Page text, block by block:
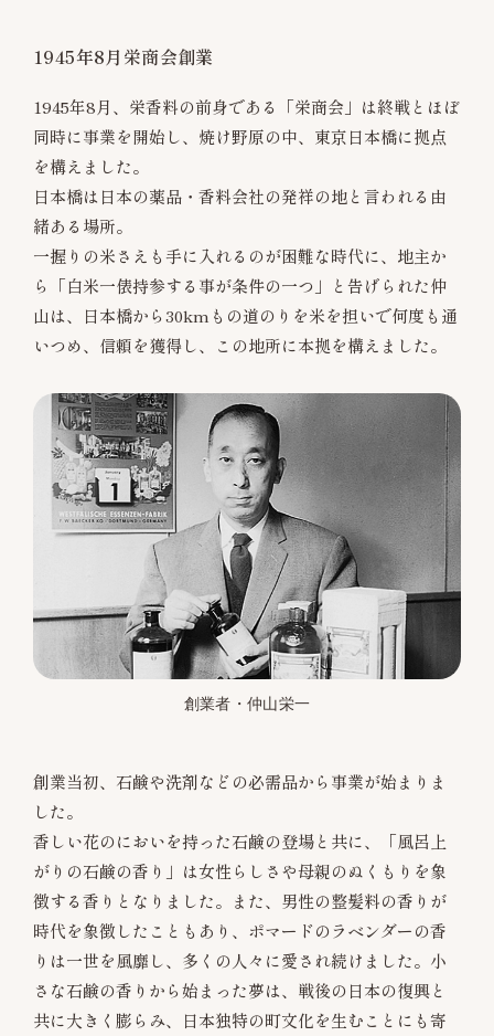
1945年8月栄商会創業
1945年8月、栄香料の前身である「栄商会」は終戦とほぼ
同時に事業を開始し、焼け野原の中、東京日本橋に拠点
を構えました。
日本橋は日本の薬品・香料会社の発祥の地と言われる由
緒ある場所。
一握りの米さえも手に入れるのが困難な時代に、地主か
ら「白米一俵持参する事が条件の一つ」と告げられた仲
山は、日本橋から30kmもの道のりを米を担いで何度も通
いつめ、信頼を獲得し、この地所に本拠を構えました。
創業者・仲山栄一
創業当初、石鹸や洗剤などの必需品から事業が始まりま
した。
香しい花のにおいを持った石鹸の登場と共に、「風呂上
がりの石鹸の香り」は女性らしさや母親のぬくもりを象
徴する香りとなりました。また、男性の整髪料の香りが
時代を象徴したこともあり、ポマードのラベンダーの香
りは一世を風靡し、多くの人々に愛され続けました。小
さな石鹸の香りから始まった夢は、戦後の日本の復興と
共に大きく膨らみ、日本独特の町文化を生むことにも寄